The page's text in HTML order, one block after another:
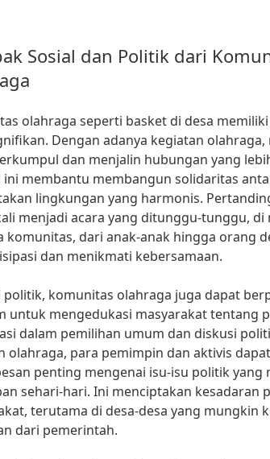
Sosial dan Politik dari
olahraga seperti basket di desa
Dengan adanya kegiatan olahraga,
dan menjalin hubungan yang
ini membantu membangun solidaritas
lingkungan yang harmonis.
menjadi acara yang ditunggu-tunggu, di
komunitas, dari anak-anak hingga orang
dan menikmati kebersamaan.
politik, komunitas olahraga juga dapat
untuk mengedukasi masyarakat tentang
dalam pemilihan umum dan diskusi
olahraga, para pemimpin dan aktivis
penting mengenai isu-isu politik yang
sehari-hari. Ini menciptakan kesadaran
terutama di desa-desa yang mungkin
dari pemerintah.